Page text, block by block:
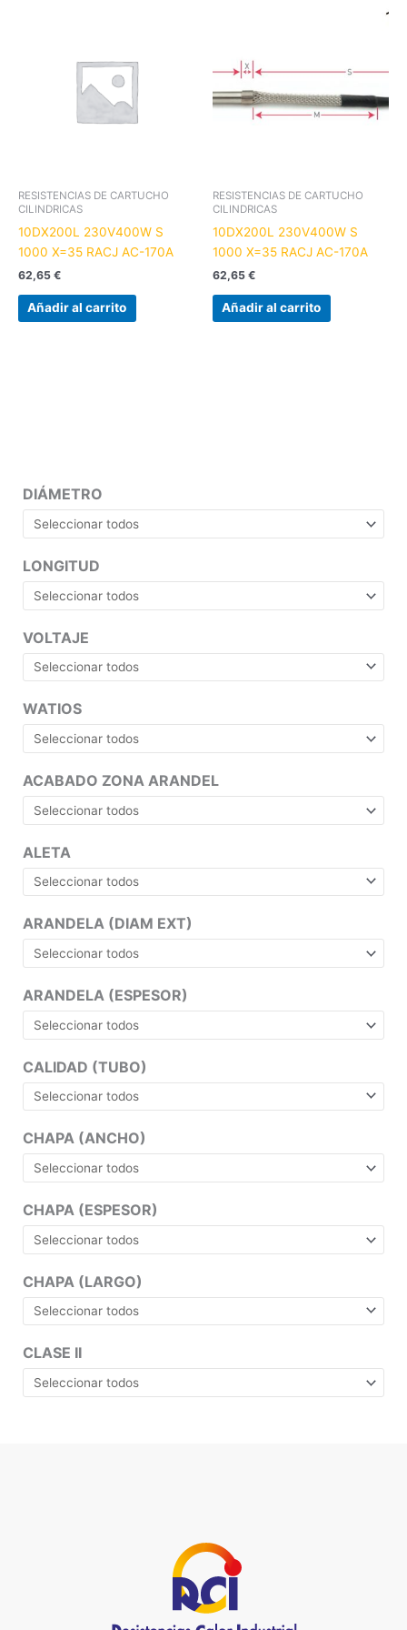
DIÁMETRO
LONGITUD
VOLTAJE
WATIOS
ACABADO ZONA ARANDEL
ALETA
ARANDELA (DIAM EXT)
ARANDELA (ESPESOR)
CALIDAD (TUBO)
CHAPA (ANCHO)
CHAPA (ESPESOR)
CHAPA (LARGO)
CLASE II
RESISTENCIAS DE CARTUCHO
CILINDRICAS
10DX200L 230V400W S
1000 X=35 RACJ AC-170A
62,65 €
Añadir al carrito
RESISTENCIAS DE CARTUCHO
CILINDRICAS
10DX200L 230V400W S
1000 X=35 RACJ AC-170A
62,65 €
Añadir al carrito